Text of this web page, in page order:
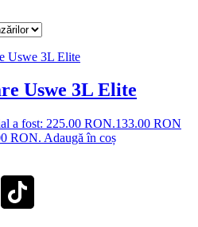
Uswe 3L Elite
a fost: 225.00 RON.133.00 RON
RON. Adaugă în coș